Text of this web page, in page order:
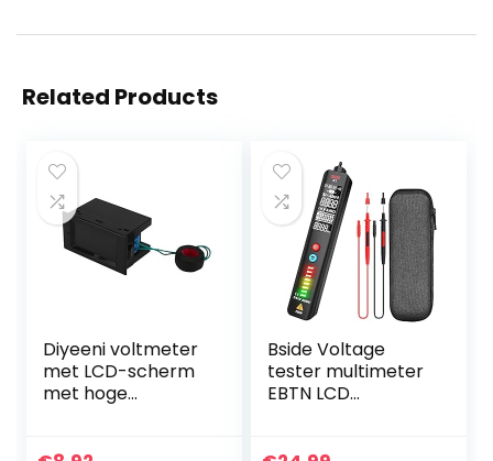
Related Products
Diyeeni voltmeter
met LCD-scherm
met hoge
Bside Voltage
tester multimeter
EBTN LCD